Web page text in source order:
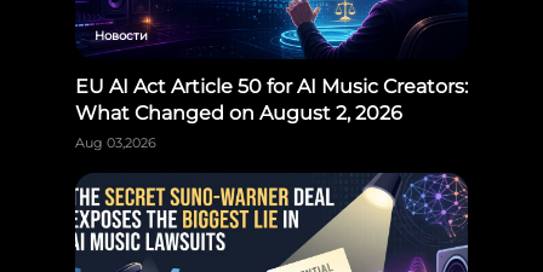
Новости
EU AI Act Article 50 for AI Music Creators:
What Changed on August 2, 2026
Aug 03,2026